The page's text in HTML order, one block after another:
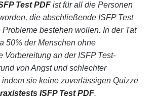
Test PDF ist für all die Personen
die abschließende ISFP Test
bestehen wollen. In der Tat
50% der Menschen ohne
Vorbereitung an der ISFP Test-
von Angst und schlechter
indem sie keine zuverlässigen Quizze
ISFP Test PDF.